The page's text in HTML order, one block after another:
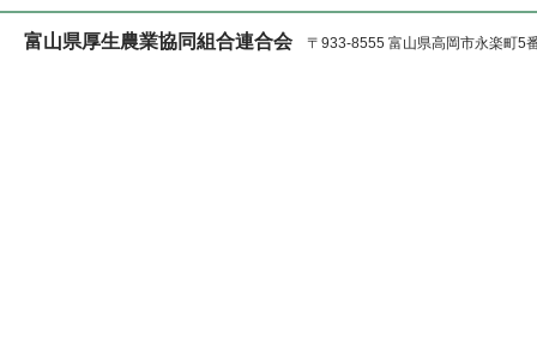
富山県厚生農業協同組合連合会 〒933-8555 富山県高岡市永楽町5